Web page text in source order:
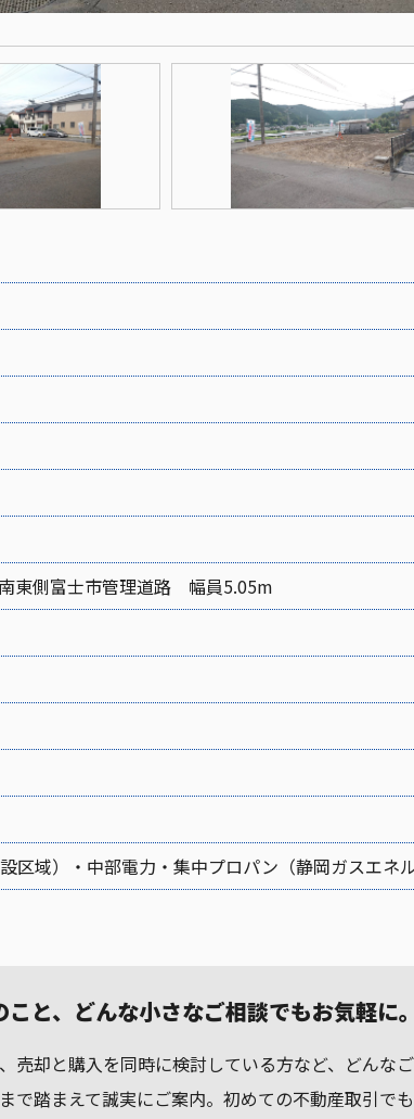
側富士市管理道路 幅員5.05m
区域）・中部電力・集中プロパン（静岡ガスエネ
こと、どんな小さなご相談でもお気軽に
却と購入を同時に検討している方など、どんな
で踏まえて誠実にご案内。初めての不動産取引で